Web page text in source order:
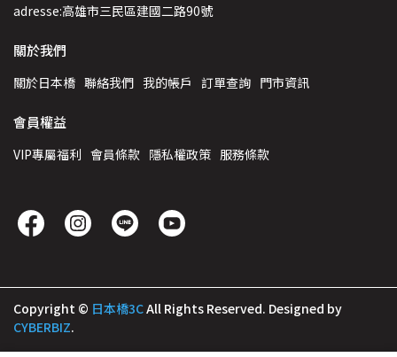
adresse:高雄市三民區建國二路90號
關於我們
關於日本橋 聯絡我們 我的帳戶 訂單查詢 門市資訊
會員權益
VIP專屬福利 會員條款 隱私權政策 服務條款
Copyright © 日本橋3CAll Rights Reserved. Designed by
CYBERBIZ.